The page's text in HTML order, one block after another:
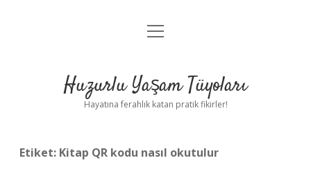
Anasayfa
Yasal Uyarı
menüyü
Huzurlu Yaşam Tüyoları
Hayatına ferahlık katan pratik fikirler!
Etiket: Kitap QR kodu nasıl okutulur